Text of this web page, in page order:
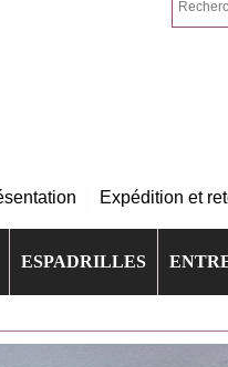
Expédition et
ESPADRILLES